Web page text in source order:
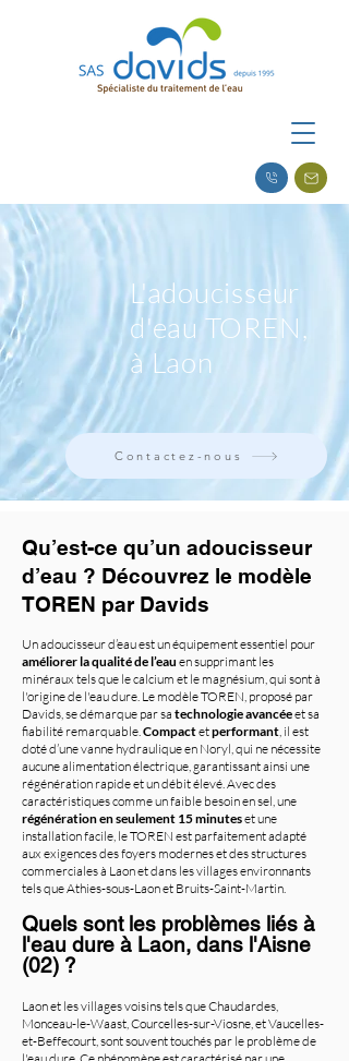
L'adoucisseur
d'eau TOREN,
à Laon
Contactez-nous
Qu’est-ce qu’un adoucisseur
d’eau ? Découvrez le modèle
TOREN par Davids
Un adoucisseur d’eau est un équipement essentiel pour
améliorer la qualité de l’eau en supprimant les
minéraux tels que le calcium et le magnésium, qui sont à
l'origine de l'eau dure. Le modèle TOREN, proposé par
Davids, se démarque par sa technologie avancéeet sa
fiabilité remarquable.Compactetperformant, il est
doté d’une vanne hydraulique en Noryl, qui ne nécessite
aucune alimentation électrique, garantissant ainsi une
régénération rapide et un débit élevé. Avec des
caractéristiques comme un faible besoin en sel, une
régénération en seulement 15 minuteset une
installation facile, le TOREN est parfaitement adapté
aux exigences des foyers modernes et des structures
commerciales à Laon et dans les villages environnants
tels que Athies-sous-Laon et Bruits-Saint-Martin.
Quels sont les problèmes liés à
l'eau dure à Laon, dans l'Aisne
(02) ?
Laon et les villages voisins tels que Chaudardes,
Monceau-le-Waast, Courcelles-sur-Viosne, et Vaucelles-
et-Beffecourt, sont souvent touchés par le problème de